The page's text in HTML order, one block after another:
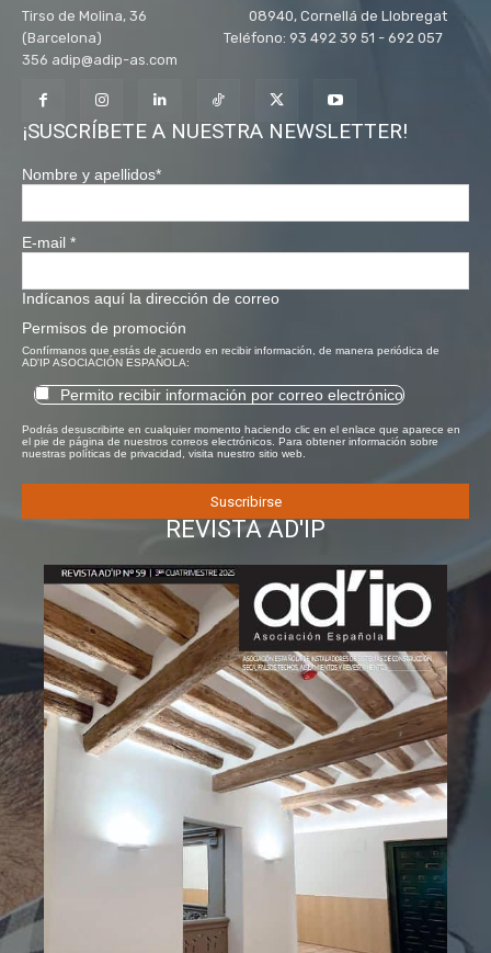
Tirso de Molina, 36 08940, Cornellá de Llobregat
(Barcelona) Teléfono: 93 492 39 51 - 692 057
356 adip@adip-as.com
¡SUSCRÍBETE A NUESTRA NEWSLETTER!
Nombre y apellidos*
E-mail *
Indícanos aquí la dirección de correo
Permisos de promoción
Confírmanos que estás de acuerdo en recibir información, de manera periódica de
AD'IP ASOCIACIÓN ESPAÑOLA:
Permito recibir información por correo electrónico
Podrás desuscribirte en cualquier momento haciendo clic en el enlace que aparece en
el pie de página de nuestros correos electrónicos. Para obtener información sobre
nuestras políticas de privacidad, visita nuestro sitio web.
REVISTA AD'IP